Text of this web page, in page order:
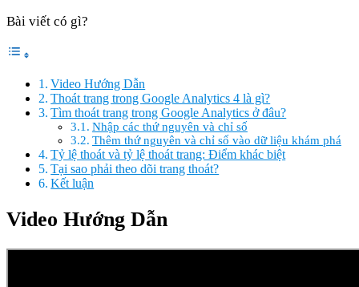
Bài viết có gì?
Video Hướng Dẫn
Thoát trang trong Google Analytics 4 là gì?
Tìm thoát trang trong Google Analytics ở đâu?
Nhập các thứ nguyên và chỉ số
Thêm thứ nguyên và chỉ số vào dữ liệu khám phá
Tỷ lệ thoát và tỷ lệ thoát trang: Điểm khác biệt
Tại sao phải theo dõi trang thoát?
Kết luận
Video Hướng Dẫn